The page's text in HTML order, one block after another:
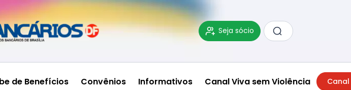
Seja sócio
de Benefícios Convênios Informativos Canal Viva sem Violência